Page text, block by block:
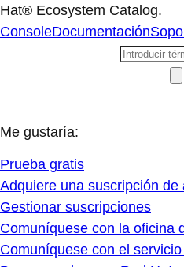
Hat® Ecosystem Catalog.
ConsoleDocumentación
Me gustaría:
Prueba gratis
Adquiere una suscripción de
Gestionar suscripciones
Comuníquese con la oficina
Comuníquese con el